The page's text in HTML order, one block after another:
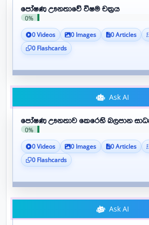
පෝෂණ ඌනතාවේ විෂම චක්‍රය
0%
0 Videos 0 Images 0 Articles
0 Flashcards
Ask AI
පෝෂණ ඌනතාව කෙරෙහි බලපාන
0%
0 Videos 0 Images 0 Articles
0 Flashcards
Ask AI